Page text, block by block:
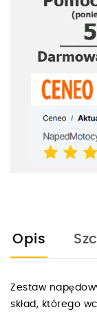
Opis
Zestaw
skład, którego